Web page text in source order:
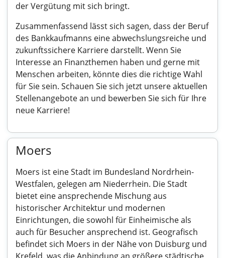
der Vergütung mit sich bringt.
Zusammenfassend lässt sich sagen, dass der Beruf
des Bankkaufmanns eine abwechslungsreiche und
zukunftssichere Karriere darstellt. Wenn Sie
Interesse an Finanzthemen haben und gerne mit
Menschen arbeiten, könnte dies die richtige Wahl
für Sie sein. Schauen Sie sich jetzt unsere aktuellen
Stellenangebote an und bewerben Sie sich für Ihre
neue Karriere!
Moers
Moers ist eine Stadt im Bundesland Nordrhein-
Westfalen, gelegen am Niederrhein. Die Stadt
bietet eine ansprechende Mischung aus
historischer Architektur und modernen
Einrichtungen, die sowohl für Einheimische als
auch für Besucher ansprechend ist. Geografisch
befindet sich Moers in der Nähe von Duisburg und